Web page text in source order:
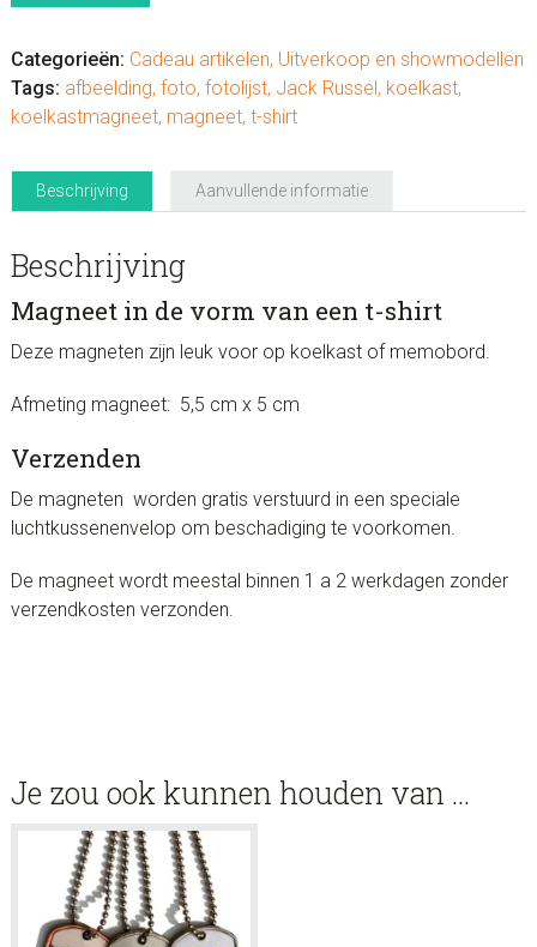
vorm
Russel
aantal
Categorieën: Cadeau artikelen, Uitverkoop en showmodellen
Tags: afbeelding, foto, fotolijst, Jack Russel, koelkast,
koelkastmagneet, magneet, t-shirt
Beschrijving Aanvullende informatie
Beschrijving
Magneet in de vorm van een t-shirt
Deze magneten zijn leuk voor op koelkast of memobord.
Afmeting magneet: 5,5 cm x 5 cm
Verzenden
De magneten worden gratis verstuurd in een speciale
luchtkussenenvelop om beschadiging te voorkomen.
De magneet wordt meestal binnen 1 a 2 werkdagen zonder
verzendkosten verzonden.
Je zou ook kunnen houden van …